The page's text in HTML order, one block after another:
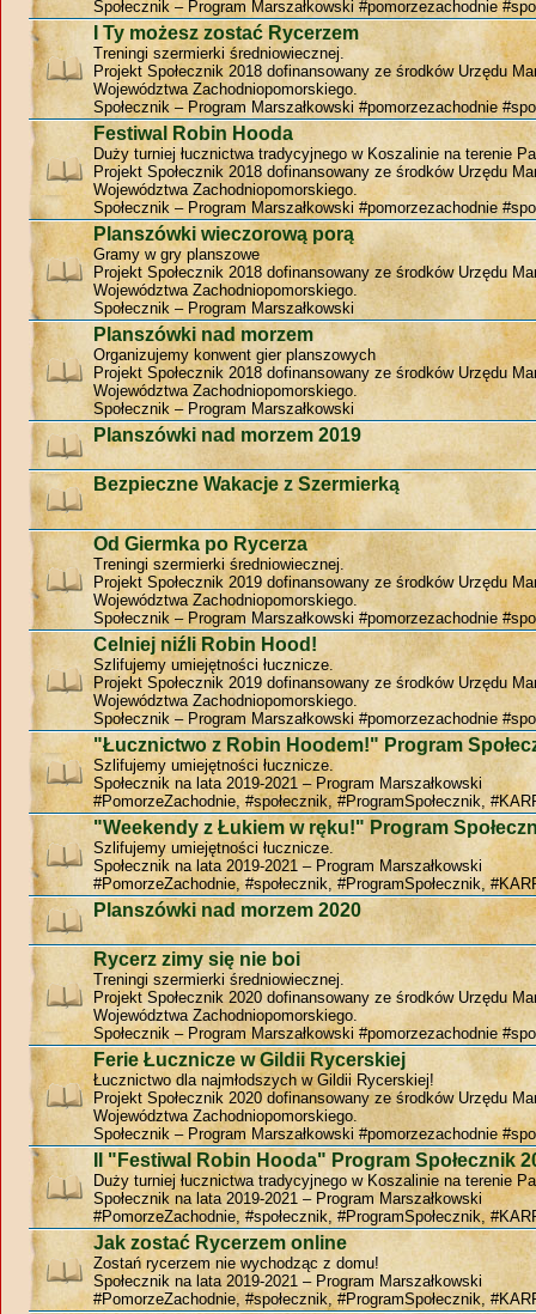
Społecznik – Program Marszałkowski #pomorzezachodnie
I Ty możesz zostać Rycerzem
Treningi szermierki średniowiecznej.
Projekt Społecznik 2018 dofinansowany ze środków Urzędu
Województwa Zachodniopomorskiego.
Społecznik – Program Marszałkowski #pomorzezachodnie
Festiwal Robin Hooda
Duży turniej łucznictwa tradycyjnego w Koszalinie na terenie
Projekt Społecznik 2018 dofinansowany ze środków Urzędu
Województwa Zachodniopomorskiego.
Społecznik – Program Marszałkowski #pomorzezachodnie
Planszówki wieczorową porą
Gramy w gry planszowe
Projekt Społecznik 2018 dofinansowany ze środków Urzędu
Województwa Zachodniopomorskiego.
Społecznik – Program Marszałkowski
Planszówki nad morzem
Organizujemy konwent gier planszowych
Projekt Społecznik 2018 dofinansowany ze środków Urzędu
Województwa Zachodniopomorskiego.
Społecznik – Program Marszałkowski
Planszówki nad morzem 2019
Bezpieczne Wakacje z Szermierką
Od Giermka po Rycerza
Treningi szermierki średniowiecznej.
Projekt Społecznik 2019 dofinansowany ze środków Urzędu
Województwa Zachodniopomorskiego.
Społecznik – Program Marszałkowski #pomorzezachodnie
Celniej niźli Robin Hood!
Szlifujemy umiejętności łucznicze.
Projekt Społecznik 2019 dofinansowany ze środków Urzędu
Województwa Zachodniopomorskiego.
Społecznik – Program Marszałkowski #pomorzezachodnie
"Łucznictwo z Robin Hoodem!" Program
Szlifujemy umiejętności łucznicze.
Społecznik na lata 2019-2021 – Program Marszałkowski
#PomorzeZachodnie, #społecznik, #ProgramSpołecznik,
"Weekendy z Łukiem w ręku!" Program
Szlifujemy umiejętności łucznicze.
Społecznik na lata 2019-2021 – Program Marszałkowski
#PomorzeZachodnie, #społecznik, #ProgramSpołecznik,
Planszówki nad morzem 2020
Rycerz zimy się nie boi
Treningi szermierki średniowiecznej.
Projekt Społecznik 2020 dofinansowany ze środków Urzędu
Województwa Zachodniopomorskiego.
Społecznik – Program Marszałkowski #pomorzezachodnie
Ferie Łucznicze w Gildii Rycerskiej
Łucznictwo dla najmłodszych w Gildii Rycerskiej!
Projekt Społecznik 2020 dofinansowany ze środków Urzędu
Województwa Zachodniopomorskiego.
Społecznik – Program Marszałkowski #pomorzezachodnie
II "Festiwal Robin Hooda" Program Społecznik
Duży turniej łucznictwa tradycyjnego w Koszalinie na terenie
Społecznik na lata 2019-2021 – Program Marszałkowski
#PomorzeZachodnie, #społecznik, #ProgramSpołecznik,
Jak zostać Rycerzem online
Zostań rycerzem nie wychodząc z domu!
Społecznik na lata 2019-2021 – Program Marszałkowski
#PomorzeZachodnie, #społecznik, #ProgramSpołecznik,